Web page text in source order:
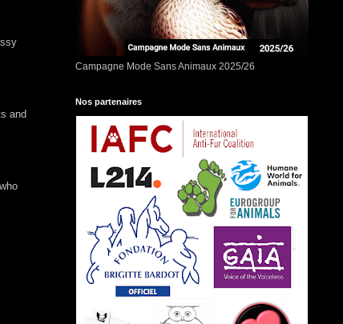
and
Campagne Mode Sans Animaux 2025/26
Nos partenaires